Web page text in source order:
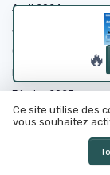
🔥
Avril 2024
Juin 2024
Octobre 2024
Décembre 2024
Février 2025
Avril 2025
Ce site utilise des
vous souhaitez